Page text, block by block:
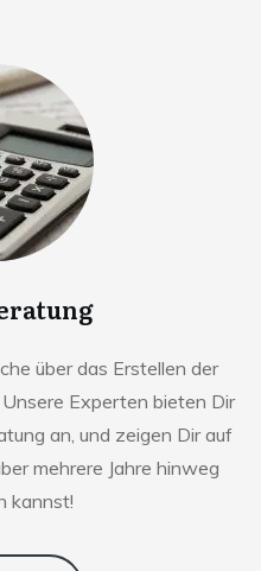
über das Erstellen der
Experten bieten Dir
an, und zeigen Dir auf
mehrere Jahre hinweg
kannst!